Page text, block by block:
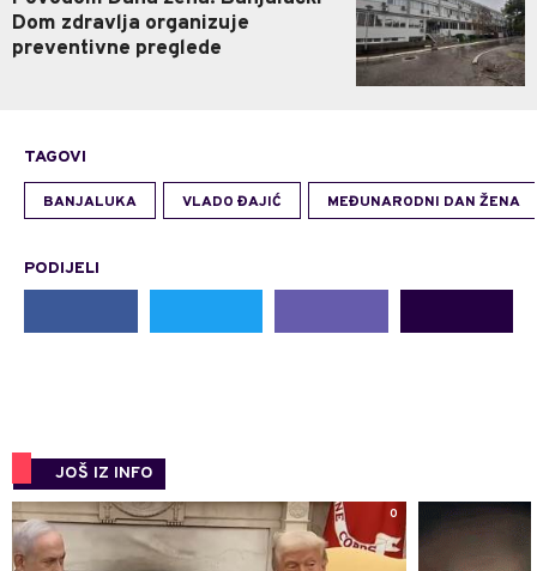
Dom zdravlja organizuje
preventivne preglede
TAGOVI
BANJALUKA VLADO ĐAJIĆ MEĐUNARODNI DAN ŽENA
PODIJELI
JOŠ IZ INFO
0